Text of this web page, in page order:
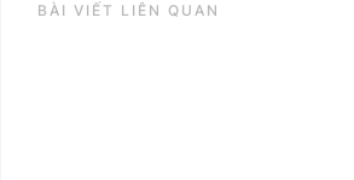
BÀI VIẾT LIÊN QUAN